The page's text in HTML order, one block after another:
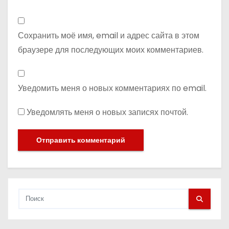
Сохранить моё имя, email и адрес сайта в этом
браузере для последующих моих комментариев.
Уведомить меня о новых комментариях по email.
Уведомлять меня о новых записях почтой.